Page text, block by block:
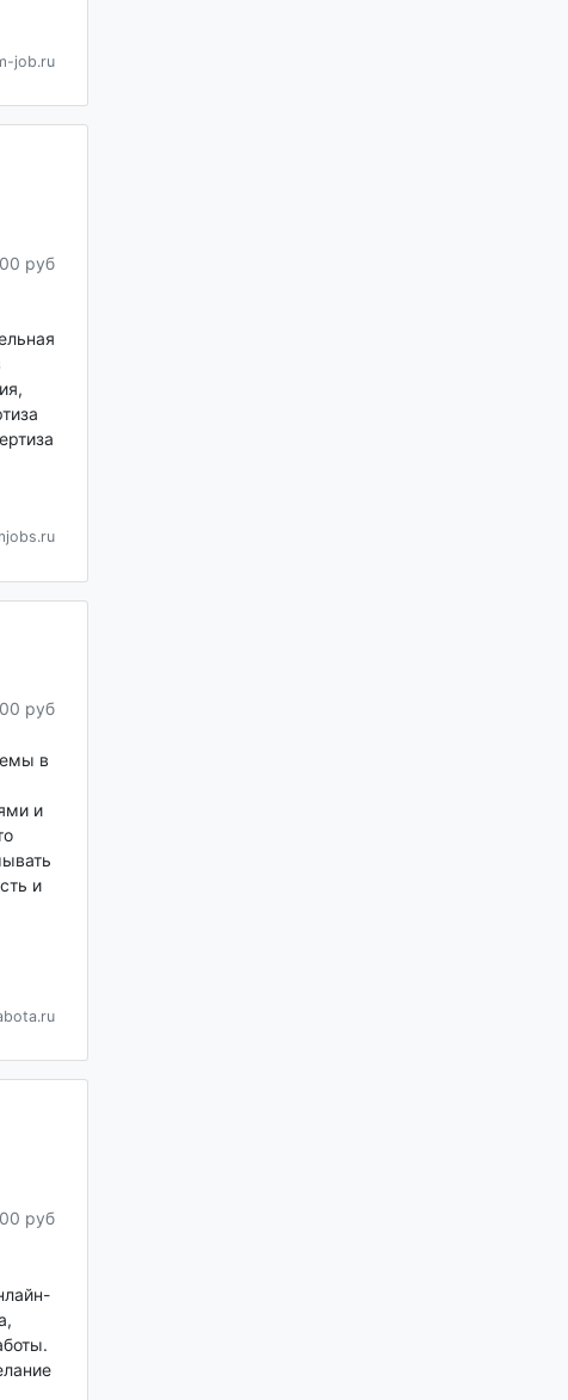
job.ru
руб
руб
в
и
и
руб